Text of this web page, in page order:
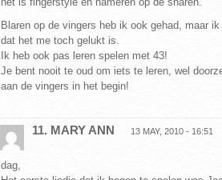
Blaren op de vingers heb ik ook gehad, maar
dat het me toch gelukt is.
Ik heb ook pas leren spelen met 43!
Je bent nooit te oud om iets te leren, wel
aan de vingers in het begin!
11. MARY ANN 13 MAY, 2010 - 16:51
dag,